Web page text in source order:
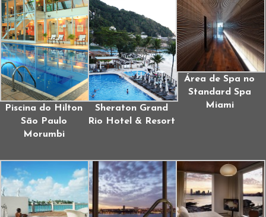
Piscina do Hilton
São Paulo
Morumbi
Sheraton Grand
Rio Hotel & Resort
Área de Spa no
Standard Spa
Miami